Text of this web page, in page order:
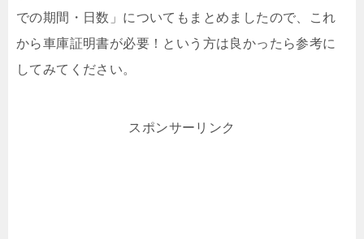
での期間・日数」についてもまとめましたので、これ
から車庫証明書が必要！という方は良かったら参考に
してみてください。
スポンサーリンク